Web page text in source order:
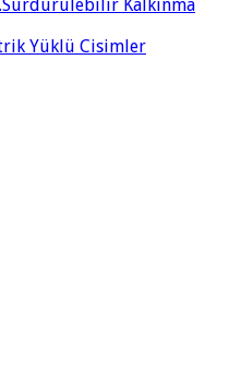
Kalkınma
Yüklü Cisimler